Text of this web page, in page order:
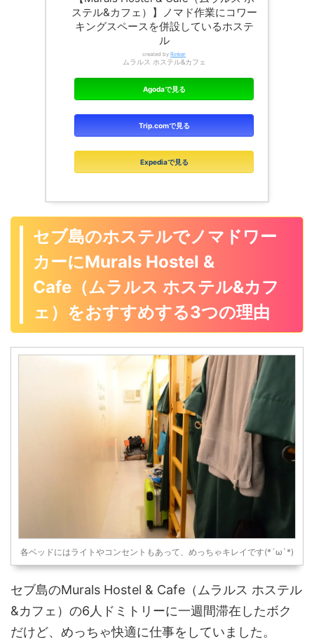
ステル&カフェ）】ノマド作業にコワー
キングスペースを併設しているホステ
ル
created by Rinker
ムラルス ホステル&カフェ
Agodaで見る
Trip.comで見る
Expediaで見る
セブ島のホステルでノマドワー
カーにMurals Hostel &
Cafe（ムラルス ホステル&カフ
ェ）をおすすめする3つの理由
各ベッドにはライトやコンセントもあって、めっちゃキレイです(*´ω`*)
セブ島のMurals Hostel & Cafe（ムラルス ホステル
&カフェ）の6人ドミトリーに一週間滞在したボク
だけど、めっちゃ快適に仕事をしていました。